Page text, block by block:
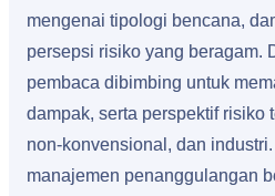
mengenai tipologi bencana,
persepsi risiko yang beragam.
pembaca dibimbing untuk
dampak, serta perspektif risiko
non-konvensional, dan
manajemen penanggulangan